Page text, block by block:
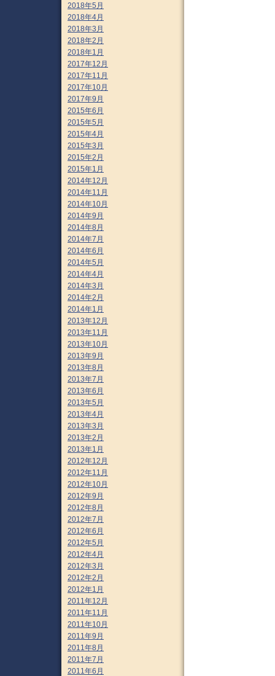
2018年5月
2018年4月
2018年3月
2018年2月
2018年1月
2017年12月
2017年11月
2017年10月
2017年9月
2015年6月
2015年5月
2015年4月
2015年3月
2015年2月
2015年1月
2014年12月
2014年11月
2014年10月
2014年9月
2014年8月
2014年7月
2014年6月
2014年5月
2014年4月
2014年3月
2014年2月
2014年1月
2013年12月
2013年11月
2013年10月
2013年9月
2013年8月
2013年7月
2013年6月
2013年5月
2013年4月
2013年3月
2013年2月
2013年1月
2012年12月
2012年11月
2012年10月
2012年9月
2012年8月
2012年7月
2012年6月
2012年5月
2012年4月
2012年3月
2012年2月
2012年1月
2011年12月
2011年11月
2011年10月
2011年9月
2011年8月
2011年7月
2011年6月